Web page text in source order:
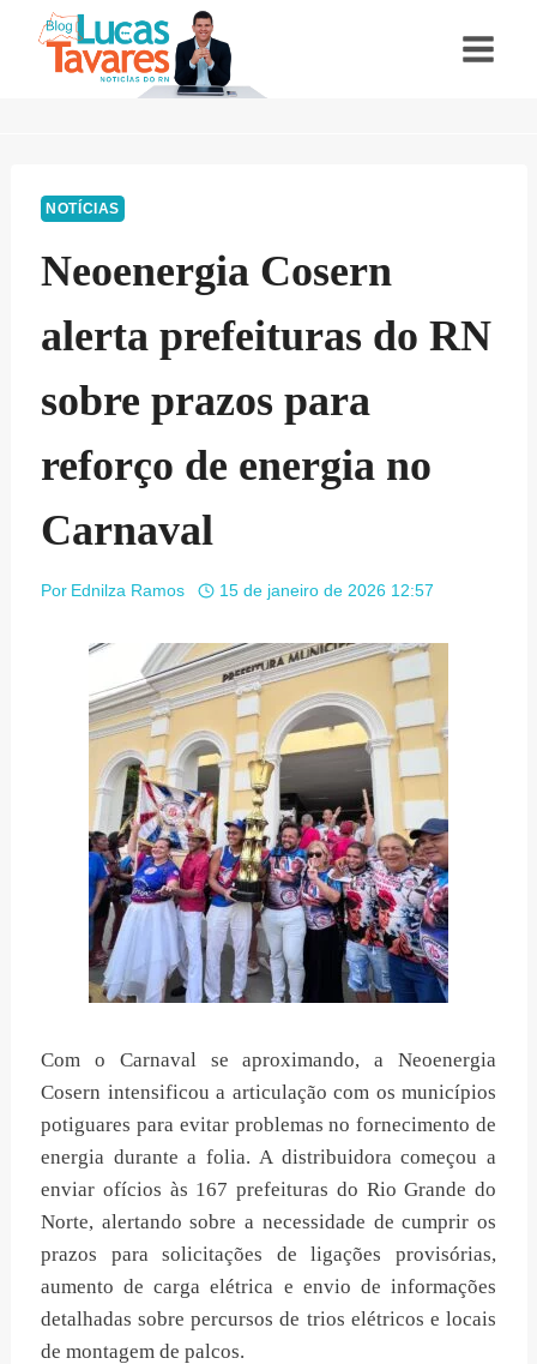
NOTÍCIAS
Neoenergia Cosern
alerta prefeituras do RN
sobre prazos para
reforço de energia no
Carnaval
Por Ednilza Ramos 15 de janeiro de 2026 12:57
Com o Carnaval se aproximando, a Neoenergia
Cosern intensificou a articulação com os municípios
potiguares para evitar problemas no fornecimento de
energia durante a folia. A distribuidora começou a
enviar ofícios às 167 prefeituras do Rio Grande do
Norte, alertando sobre a necessidade de cumprir os
prazos para solicitações de ligações provisórias,
aumento de carga elétrica e envio de informações
detalhadas sobre percursos de trios elétricos e locais
de montagem de palcos.